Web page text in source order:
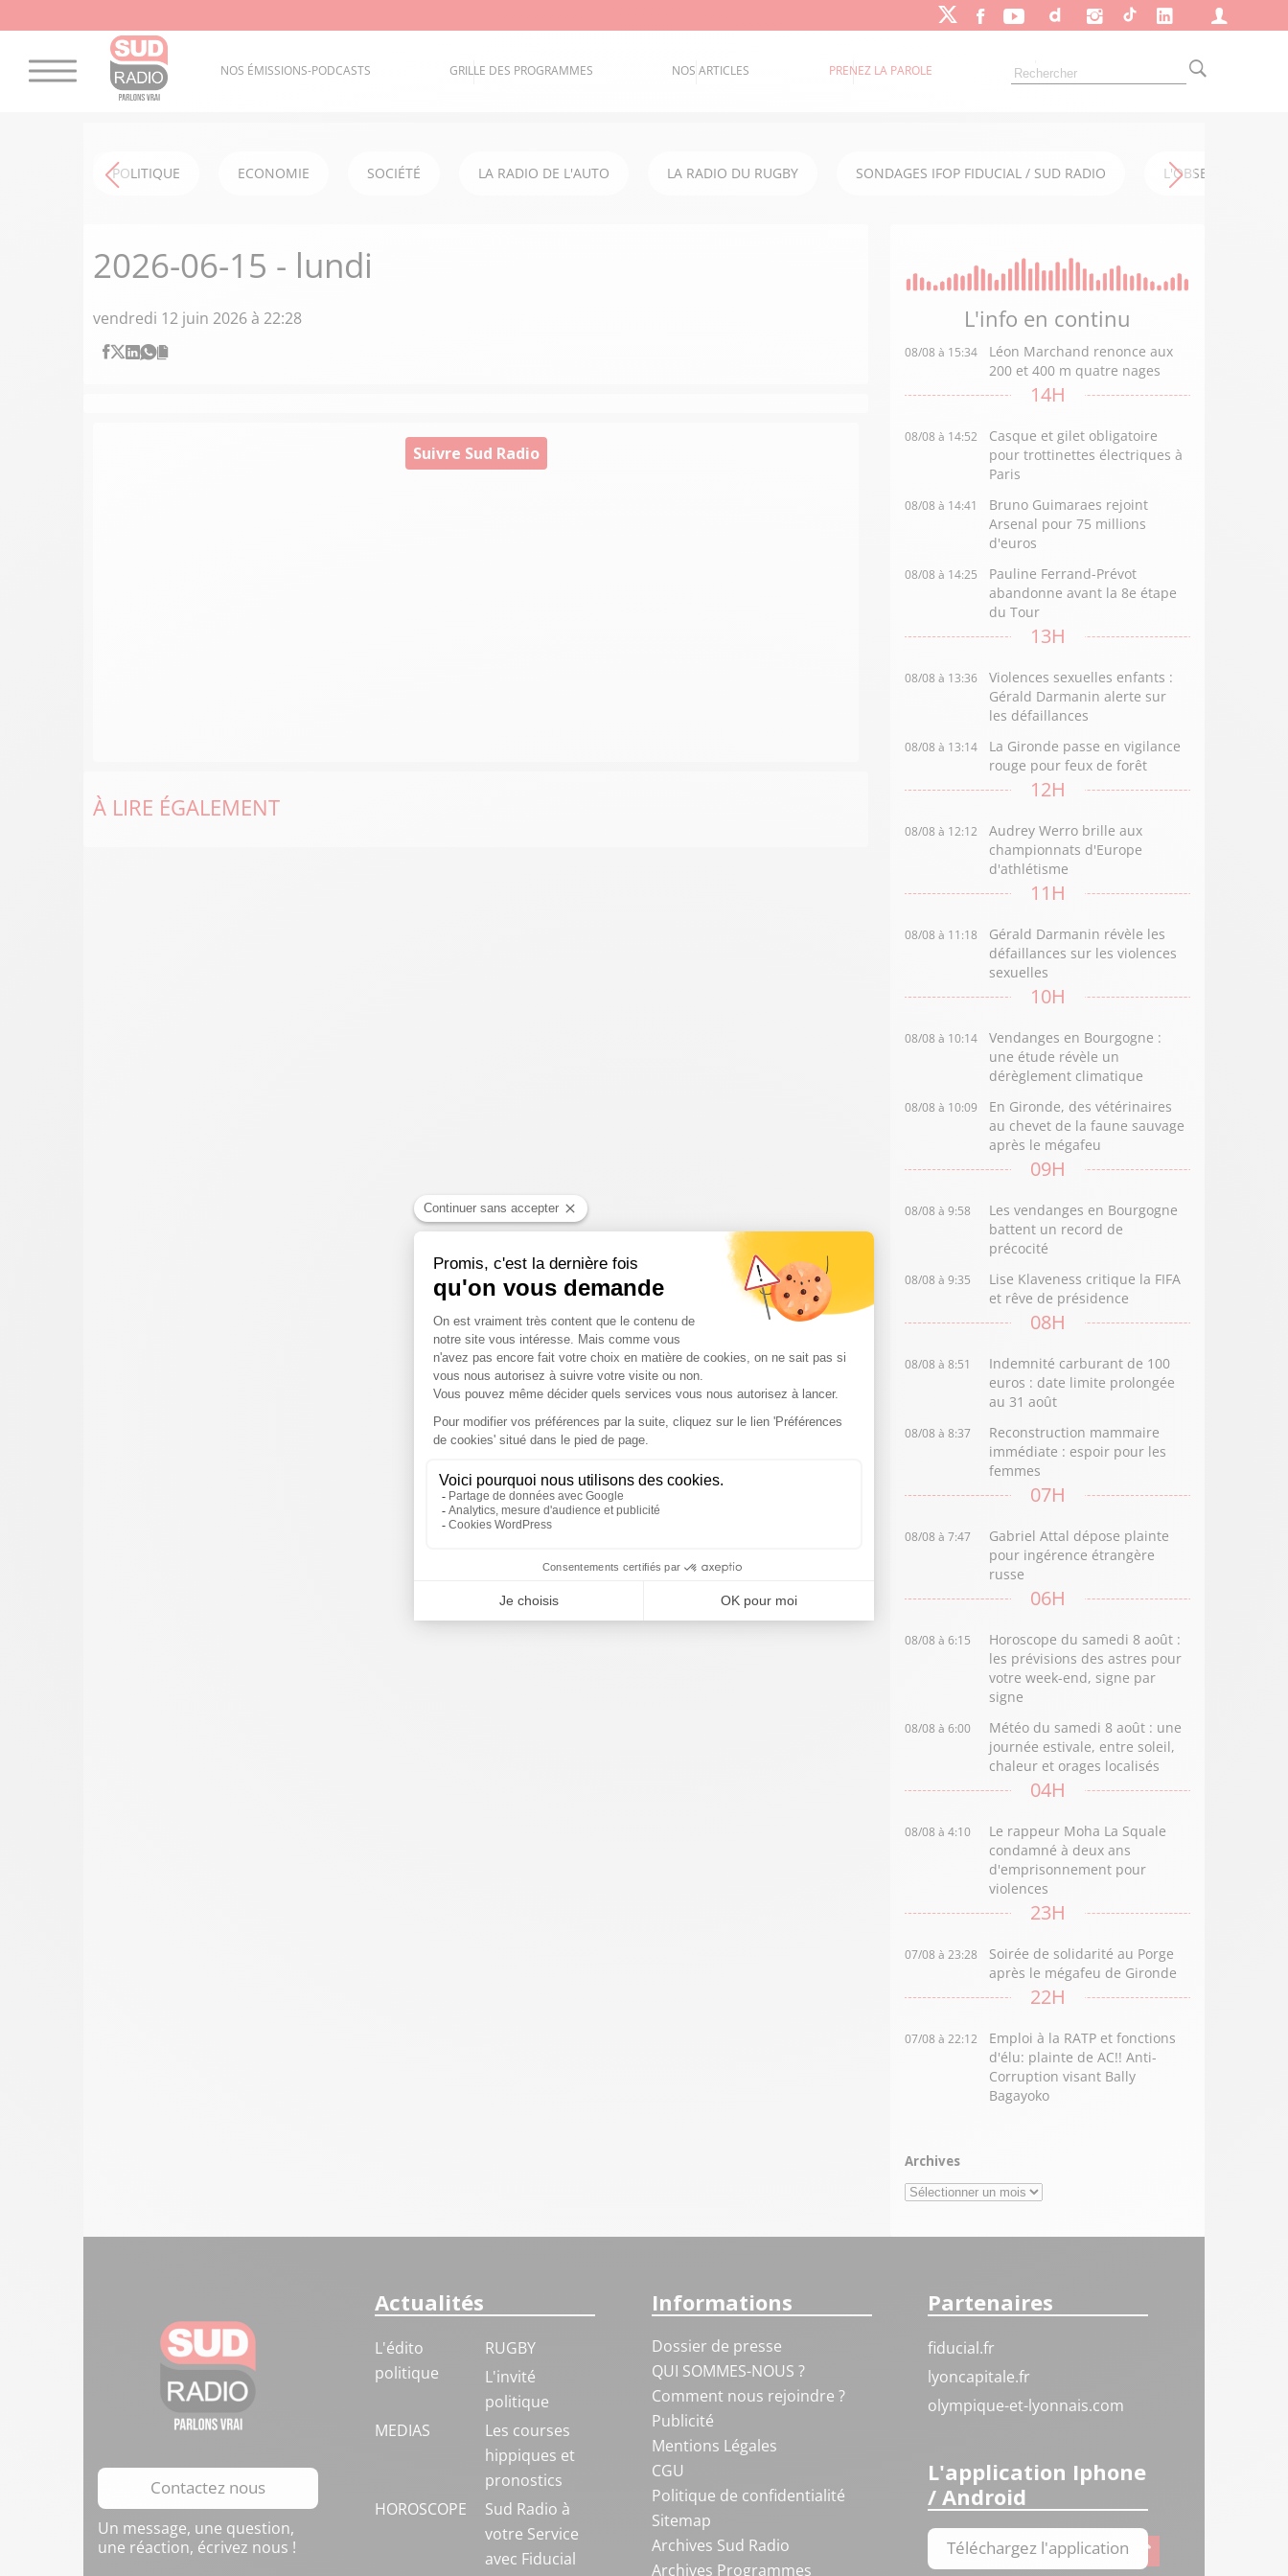
NOS ÉMISSIONS-PODCASTS GRILLE DES PROGRAMMES NOS ARTICLES PRENEZ LA PAROLE
POLITIQUE ECONOMIE SOCIÉTÉ LA RADIO DE L'AUTO LA RADIO DU RUGBY SONDAGES IFOP FIDUCIAL / SUD RADIO L'OBSERVATOIRE
2026-06-15 - lundi
vendredi 12 juin 2026 à 22:28
Suivre Sud Radio
À LIRE ÉGALEMENT
L'info en continu
08/08 à 15:34
Léon Marchand renonce aux
200 et 400 m quatre nages
14H
08/08 à 14:52
Casque et gilet obligatoire
pour trottinettes électriques à
Paris
08/08 à 14:41
Bruno Guimaraes rejoint
Arsenal pour 75 millions
d'euros
08/08 à 14:25
Pauline Ferrand-Prévot
abandonne avant la 8e étape
du Tour
13H
08/08 à 13:36
Violences sexuelles enfants :
Gérald Darmanin alerte sur
les défaillances
08/08 à 13:14
La Gironde passe en vigilance
rouge pour feux de forêt
12H
08/08 à 12:12
Audrey Werro brille aux
championnats d'Europe
d'athlétisme
11H
08/08 à 11:18
Gérald Darmanin révèle les
défaillances sur les violences
sexuelles
10H
08/08 à 10:14
Vendanges en Bourgogne :
une étude révèle un
dérèglement climatique
08/08 à 10:09
En Gironde, des vétérinaires
au chevet de la faune sauvage
après le mégafeu
09H
08/08 à 9:58
Les vendanges en Bourgogne
battent un record de
précocité
08/08 à 9:35
Lise Klaveness critique la FIFA
et rêve de présidence
08H
08/08 à 8:51
Indemnité carburant de 100
euros : date limite prolongée
au 31 août
08/08 à 8:37
Reconstruction mammaire
immédiate : espoir pour les
femmes
07H
08/08 à 7:47
Gabriel Attal dépose plainte
pour ingérence étrangère
russe
06H
08/08 à 6:15
Horoscope du samedi 8 août :
les prévisions des astres pour
votre week-end, signe par
signe
08/08 à 6:00
Météo du samedi 8 août : une
journée estivale, entre soleil,
chaleur et orages localisés
04H
08/08 à 4:10
Le rappeur Moha La Squale
condamné à deux ans
d'emprisonnement pour
violences
23H
07/08 à 23:28
Soirée de solidarité au Porge
après le mégafeu de Gironde
22H
07/08 à 22:12
Emploi à la RATP et fonctions
d'élu: plainte de AC!! Anti-
Corruption visant Bally
Bagayoko
Archives
Archives
Contactez nous
Un message, une question,
une réaction, écrivez nous !
Actualités
L'édito
politique
RUGBY
L'invité
politique
MEDIAS
Les courses
hippiques et
pronostics
HOROSCOPE
Sud Radio à
votre Service
avec Fiducial
Informations
Dossier de presse
QUI SOMMES-NOUS ?
Comment nous rejoindre ?
Publicité
Mentions Légales
CGU
Politique de confidentialité
Sitemap
Archives Sud Radio
Archives Programmes
Partenaires
fiducial.fr
lyoncapitale.fr
olympique-et-lyonnais.com
L'application Iphone
/ Android
Téléchargez l'application